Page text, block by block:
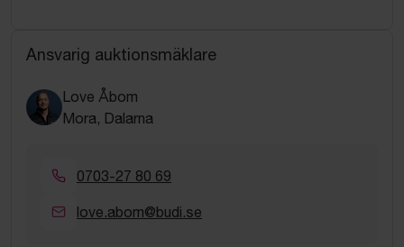
Ansvarig auktionsmäklare
Love Åbom
Mora, Dalarna
0703-27 80 69
love.abom@budi.se